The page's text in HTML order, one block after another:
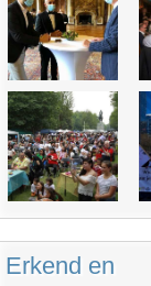
Erkend en